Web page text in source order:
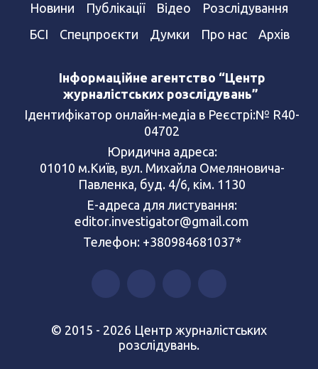
Новини Публікації Відео
Розслідування
БСІ
Спецпроєкти Думки Про нас Архів
Інформаційне агентство “Центр
журналістських розслідувань”
Ідентифікатор онлайн-медіа в Реєстрі:№ R40-
04702
Юридична адреса:
01010 м.Київ, вул. Михайла Омеляновича-
Павленка, буд. 4/6, кім. 1130
Е-адреса для листування:
editor.investigator@gmail.com
Телефон: +380984681037*
© 2015 - 2026 Центр журналістських
розслідувань.